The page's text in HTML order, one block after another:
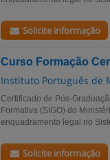
Solicite informação
Curso Formação
Instituto Português de
Certificado de Pós-
Formativa (SIGO) do
enquadramento legal no
Solicite informação